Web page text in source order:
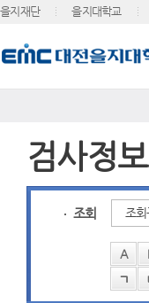
을지재단 을지대학교
검사정
조회 조
A
ㄱ